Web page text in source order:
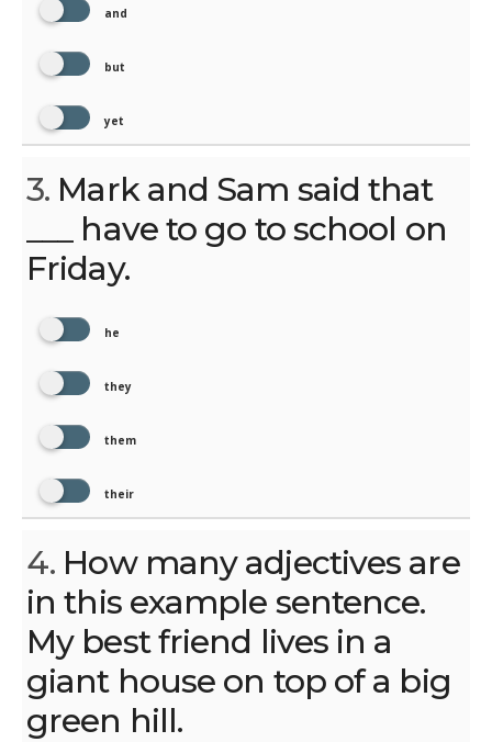
and
but
yet
3. Mark and Sam said that
___ have to go to school on
Friday.
he
they
them
their
4. How many adjectives are
in this example sentence.
My best friend lives in a
giant house on top of a big
green hill.